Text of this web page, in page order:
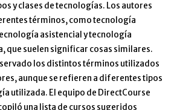
y clases de tecnologías. Los autores
términos, como tecnología
asistencial y tecnología
que suelen significar cosas similares.
los distintos términos utilizados
aunque se refieren a diferentes tipos
utilizada. El equipo de DirectCourse
una lista de cursos sugeridos